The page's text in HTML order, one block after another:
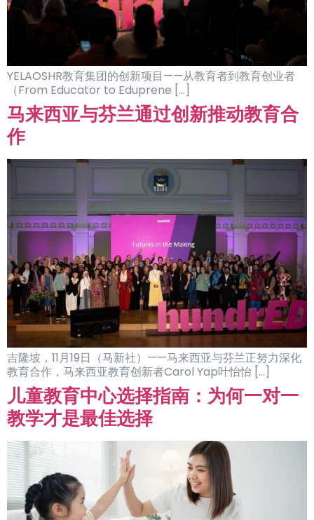
YELAOSHR教育集团的创新项目——从教育者到教育创业者
（From Educator to Eduprene […]
马来西亚与芬兰通过创新推动教育合
作
吉隆坡，11月19日（马新社）——马来西亚与芬兰正努力深化
教育合作，马来西亚教育创新者Carol Yap叶怡怡 […]
儿童教育中心选择指南：为何一对一
教学才是最佳选择